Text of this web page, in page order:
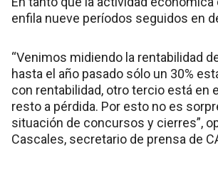
enfila nueve períodos seguidos en
“Venimos midiendo la rentabilidad
hasta el año pasado sólo un 30%
con rentabilidad, otro tercio está en
resto a pérdida. Por esto no es
situación de concursos y cierres”,
Cascales, secretario de prensa de